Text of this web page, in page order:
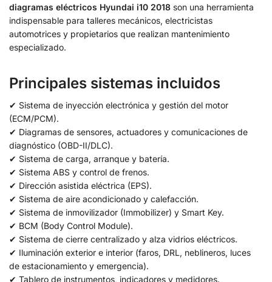
diagramas eléctricos Hyundai i10 2018 son una herramienta
indispensable para talleres mecánicos, electricistas
automotrices y propietarios que realizan mantenimiento
especializado.
Principales sistemas incluidos
✔ Sistema de inyección electrónica y gestión del motor
(ECM/PCM).
✔ Diagramas de sensores, actuadores y comunicaciones de
diagnóstico (OBD-II/DLC).
✔ Sistema de carga, arranque y batería.
✔ Sistema ABS y control de frenos.
✔ Dirección asistida eléctrica (EPS).
✔ Sistema de aire acondicionado y calefacción.
✔ Sistema de inmovilizador (Immobilizer) y Smart Key.
✔ BCM (Body Control Module).
✔ Sistema de cierre centralizado y alza vidrios eléctricos.
✔ Iluminación exterior e interior (faros, DRL, neblineros, luces
de estacionamiento y emergencia).
✔ Tablero de instrumentos, indicadores y medidores.